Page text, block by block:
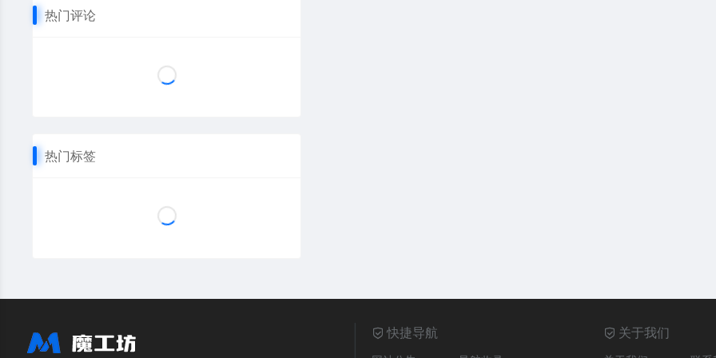
热门评论
热门标签
快捷导航 关于我们